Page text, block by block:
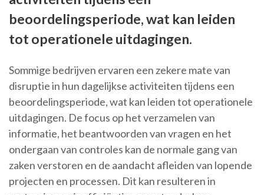
beoordelingsperiode, wat kan leiden
tot operationele uitdagingen.
Sommige bedrijven ervaren een zekere mate van
disruptie in hun dagelijkse activiteiten tijdens een
beoordelingsperiode, wat kan leiden tot operationele
uitdagingen. De focus op het verzamelen van
informatie, het beantwoorden van vragen en het
ondergaan van controles kan de normale gang van
zaken verstoren en de aandacht afleiden van lopende
projecten en processen. Dit kan resulteren in